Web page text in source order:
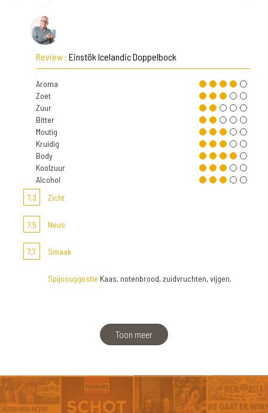
Review : Einstök Icelandic Doppelbock
Aroma
Zoet
Zuur
Bitter
Moutig
Kruidig
Body
Koolzuur
Alcohol
7,3
Zicht
7,5 Neus
7,7 Smaak
Spijssuggestie Kaas, notenbrood, zuidvruchten, vijgen.
Toon meer